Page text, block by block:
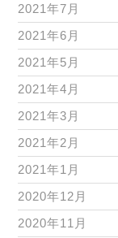
2021年7月
2021年6月
2021年5月
2021年4月
2021年3月
2021年2月
2021年1月
2020年12月
2020年11月